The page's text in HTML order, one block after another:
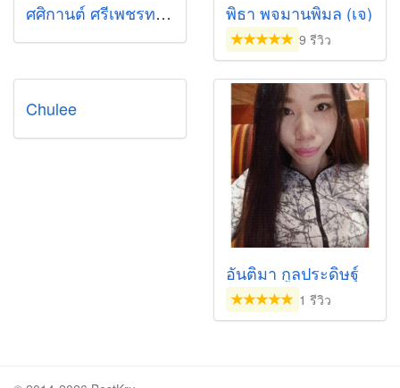
ศศิกานต์ ศรีเพชรทอง (อร) พิธา พจมานพิมล (เจ)
9 รีวิว
Chulee
อันติมา กูลประดิษฐ์
1 รีวิว